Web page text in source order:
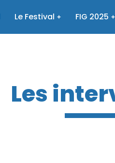
Le Festival FIG 2025
Les